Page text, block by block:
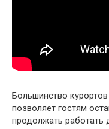
Большинство
позволяет гостям
продолжать работать